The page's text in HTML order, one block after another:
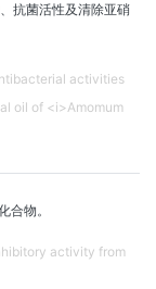
抗菌活性及清除亚硝
activities
oil of <i>Amomum
合物。
activity from